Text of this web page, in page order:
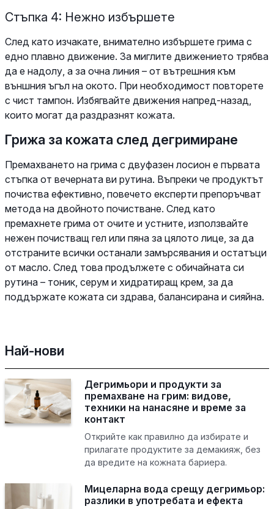
Стъпка 4: Нежно избършете
След като изчакате, внимателно избършете грима с
едно плавно движение. За миглите движението трябва
да е надолу, а за очна линия – от вътрешния към
външния ъгъл на окото. При необходимост повторете
с чист тампон. Избягвайте движения напред-назад,
които могат да раздразнят кожата.
Грижа за кожата след дегримиране
Премахването на грима с двуфазен лосион е първата
стъпка от вечерната ви рутина. Въпреки че продуктът
почиства ефективно, повечето експерти препоръчват
метода на двойното почистване. След като
премахнете грима от очите и устните, използвайте
нежен почистващ гел или пяна за цялото лице, за да
отстраните всички останали замърсявания и остатъци
от масло. След това продължете с обичайната си
рутина – тоник, серум и хидратиращ крем, за да
поддържате кожата си здрава, балансирана и сияйна.
Най-нови
Дегримьори и продукти за
премахване на грим: видове,
техники на нанасяне и време за
контакт
Открийте как правилно да избирате и
прилагате продуктите за демакияж, без
да вредите на кожната бариера.
Мицеларна вода срещу дегримьор:
разлики в употребата и ефекта